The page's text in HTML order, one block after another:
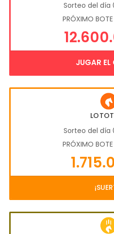
Sorteo del
PRÓXIMO
JUGAR EL
Sorteo del
PRÓXIMO